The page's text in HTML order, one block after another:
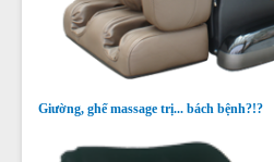
Giường, ghế massage trị... bách bệnh?!?